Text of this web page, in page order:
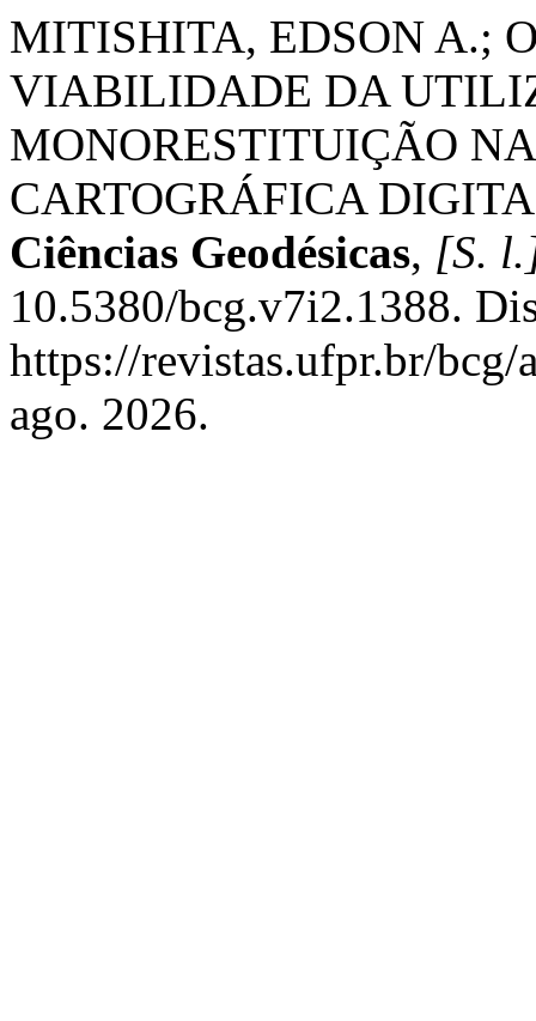
MITISHITA, EDSON A.;
VIABILIDADE DA
MONORESTITUIÇÃO
CARTOGRÁFICA
Ciências Geodésicas, [S.
10.5380/bcg.v7i2.1388.
https://revistas.ufpr.br/
ago. 2026.